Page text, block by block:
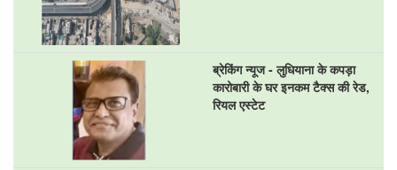
ब्रेकिंग न्यूज - लुधियाना के कपड़ा
कारोबारी के घर इनकम टैक्स की रेड,
रियल एस्टेट